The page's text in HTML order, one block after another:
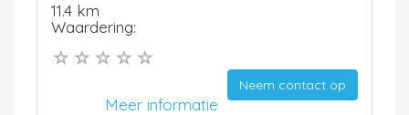
11.4 km
Waardering:
Neem contact op
Meer informatie